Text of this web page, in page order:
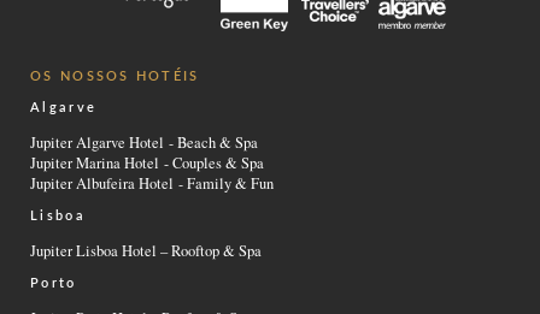
OS NOSSOS HOTÉIS
Algarve
Jupiter Algarve Hotel - Beach & Spa
Jupiter Marina Hotel - Couples & Spa
Jupiter Albufeira Hotel - Family & Fun
Lisboa
Jupiter Lisboa Hotel – Rooftop & Spa
Porto